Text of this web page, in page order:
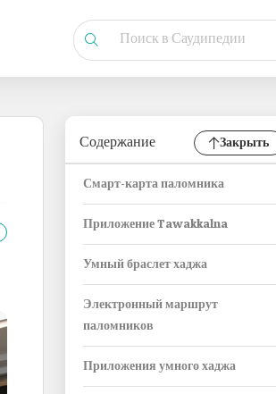
Содержание Закрыть
Смарт-карта паломника
Приложение Tawakkalna
Умный браслет хаджа
Электронный маршрут
паломников
Приложения умного хаджа